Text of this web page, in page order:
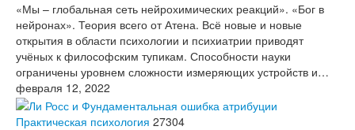
«Мы – глобальная сеть нейрохимических реакций». «Бог в
нейронах». Теория всего от Атена. Всё новые и новые
открытия в области психологии и психиатрии приводят
учёных к философским тупикам. Способности науки
ограничены уровнем сложности измеряющих устройств и…
февраля 12, 2022
Практическая психология 27304